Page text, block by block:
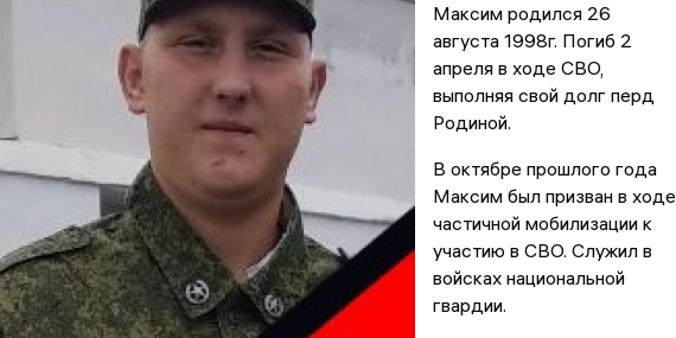
Максим родился 26
августа 1998г. Погиб 2
апреля в ходе СВО,
выполняя свой долг перд
Родиной.
В октябре прошлого года
Максим был призван в ходе
частичной мобилизации к
участию в СВО. Служил в
войсках национальной
гвардии.